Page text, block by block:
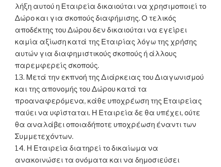
λήξη αυτού η Εταιρεία δικαιούται να χρησιμοποιεί το
Δώρο και για σκοπούς διαφήμισης. Ο τελικός
αποδέκτης του Δώρου δεν δικαιούται να εγείρει
καμία αξίωση κατά της Εταιρίας λόγω της χρήσης
αυτών για διαφημιστικούς σκοπούς ή άλλους
παρεμφερείς σκοπούς.
13. Μετά την εκπνοή της Διάρκειας του Διαγωνισμού
και της απονομής του Δώρου κατά τα
προαναφερόμενα, κάθε υποχρέωση της Εταιρείας
παύει να υφίσταται. Η Εταιρεία δε θα υπέχει, ούτε
θα αναλάβει οποιαδήποτε υποχρέωση έναντι των
Συμμετεχόντων.
14. Η Εταιρεία διατηρεί το δικαίωμα να
ανακοινώσει τα ονόματα και να δημοσιεύσει